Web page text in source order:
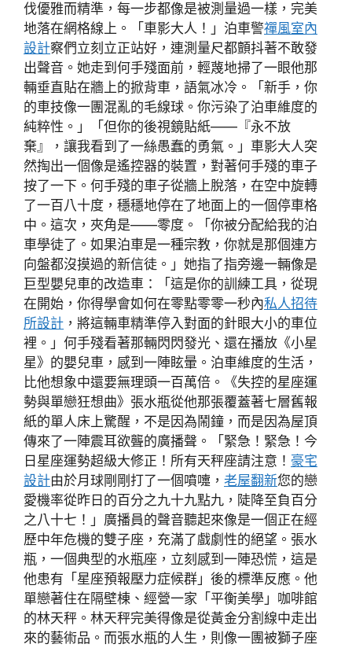
伐優雅而精準，每一步都像是被測量過一樣，完美
地落在網格線上。「車影大人！」泊車警禪風室內
設計察們立刻立正站好，連測量尺都顫抖著不敢發
出聲音。她走到何手殘面前，輕蔑地掃了一眼他那
輛垂直貼在牆上的掀背車，語氣冰冷。「新手，你
的車技像一團混亂的毛線球。你污染了泊車維度的
純粹性。」「但你的後視鏡貼紙——『永不放
棄』，讓我看到了一絲愚蠢的勇氣。」車影大人突
然掏出一個像是遙控器的裝置，對著何手殘的車子
按了一下。何手殘的車子從牆上脫落，在空中旋轉
了一百八十度，穩穩地停在了地面上的一個停車格
中。這次，夾角是——零度。「你被分配給我的泊
車學徒了。如果泊車是一種宗教，你就是那個連方
向盤都沒摸過的新信徒。」她指了指旁邊一輛像是
巨型嬰兒車的改造車：「這是你的訓練工具，從現
在開始，你得學會如何在零點零零一秒內私人招待
所設計 ，將這輛車精準停入對面的針眼大小的車位
裡。」何手殘看著那輛閃閃發光、還在播放《小星
星》的嬰兒車，感到一陣眩暈。泊車維度的生活，
比他想象中還要無理頭一百萬倍。《失控的星座運
勢與單戀狂想曲》張水瓶從他那張覆蓋著七層舊報
紙的單人床上驚醒，不是因為鬧鐘，而是因為屋頂
傳來了一陣震耳欲聾的廣播聲。「緊急！緊急！今
日星座運勢超級大修正！所有天秤座請注意！ 豪宅
設計由於月球剛剛打了一個噴嚏， 老屋翻新您的戀
愛機率從昨日的百分之九十九點九，陡降至負百分
之八十七！」廣播員的聲音聽起來像是一個正在經
歷中年危機的雙子座，充滿了戲劇性的絕望。張水
瓶，一個典型的水瓶座，立刻感到一陣恐慌，這是
他患有「星座預報壓力症候群」後的標準反應。他
單戀著住在隔壁棟、經營一家「平衡美學」咖啡館
的林天秤。林天秤完美得像是從黃金分割線中走出
來的藝術品。而張水瓶的人生，則像一團被獅子座